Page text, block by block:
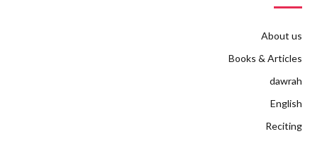
About us
Books & Articles
dawrah
English
Reciting